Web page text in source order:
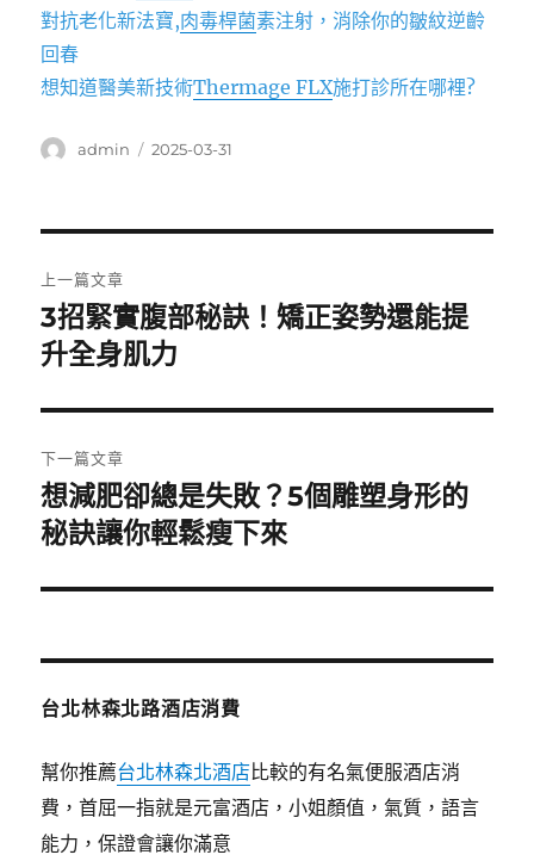
對抗老化新法寶,肉毒桿菌素注射，消除你的皺紋逆齡
回春
想知道醫美新技術Thermage FLX施打診所在哪裡?
作
admin
發
2025-03-31
章
導
覽
上一篇文章
上
一
文
章:
3招緊實腹部秘訣！矯正姿勢還能提
升全身肌力
下一篇文章
下
一
文
想減肥卻總是失敗？5個雕塑身形的
秘訣讓你輕鬆瘦下來
台北林森北路酒店消費
幫你推薦台北林森北酒店比較的有名氣便服酒店消
費，首屈一指就是元富酒店，小姐顏值，氣質，語言
能力，保證會讓你滿意